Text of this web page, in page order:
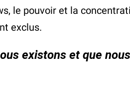
le pouvoir et la
exclus.
existons et que